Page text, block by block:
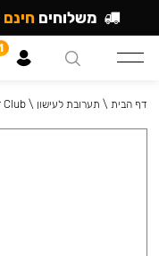
דף הבית \ תערובת לעישון \
Club
משלוחים חינם